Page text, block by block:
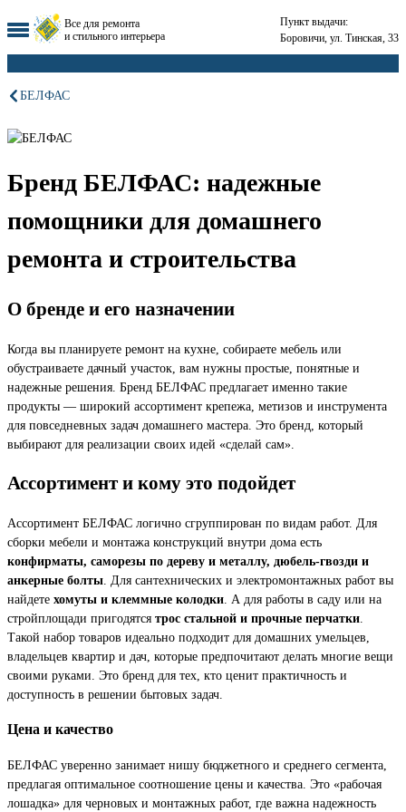
Все для ремонта
и стильного интерьера
Пункт выдачи:
Боровичи, ул. Тинская, 33
БЕЛФАС
Бренд БЕЛФАС: надежные
помощники для домашнего
ремонта и строительства
О бренде и его назначении
Когда вы планируете ремонт на кухне, собираете мебель или
обустраиваете дачный участок, вам нужны простые, понятные и
надежные решения. Бренд БЕЛФАС предлагает именно такие
продукты — широкий ассортимент крепежа, метизов и инструмента
для повседневных задач домашнего мастера. Это бренд, который
выбирают для реализации своих идей «сделай сам».
Ассортимент и кому это подойдет
Ассортимент БЕЛФАС логично сгруппирован по видам работ. Для
сборки мебели и монтажа конструкций внутри дома есть
конфирматы, саморезы по дереву и металлу, дюбель-гвозди и
анкерные болты . Для сантехнических и электромонтажных работ вы
найдете хомуты и клеммные колодки . А для работы в саду или на
стройплощади пригодятся трос стальной и прочные перчатки
Такой набор товаров идеально подходит для домашних умельцев,
владельцев квартир и дач, которые предпочитают делать многие вещи
своими руками. Это бренд для тех, кто ценит практичность и
доступность в решении бытовых задач.
Цена и качество
БЕЛФАС уверенно занимает нишу бюджетного и среднего сегмента,
предлагая оптимальное соотношение цены и качества. Это «рабочая
лошадка» для черновых и монтажных работ, где важна надежность